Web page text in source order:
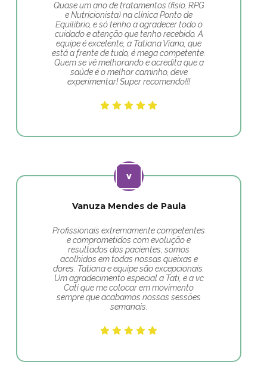
Quase um ano de tratamentos (fisio, RPG
e Nutricionista) na clínica Ponto de
Equilíbrio, e só tenho a agradecer todo o
cuidado e atenção que tenho recebido. A
equipe é excelente, a Tatiana Viana, que
está a frente de tudo, é mega competente.
Quem se vê melhorando e acredita que a
saúde é o melhor caminho, deve
experimentar! Super recomendo!!!
Vanuza Mendes de Paula
Profissionais extremamente competentes
e comprometidos com evolução e
resultados dos pacientes, somos
acolhidos em todas nossas queixas e
dores. Tatiana e equipe são excepcionais.
Um agradecimento especial a Tati, e a vc
Cati que me colocar em movimento
sempre que acabamos nossas sessões
semanais.